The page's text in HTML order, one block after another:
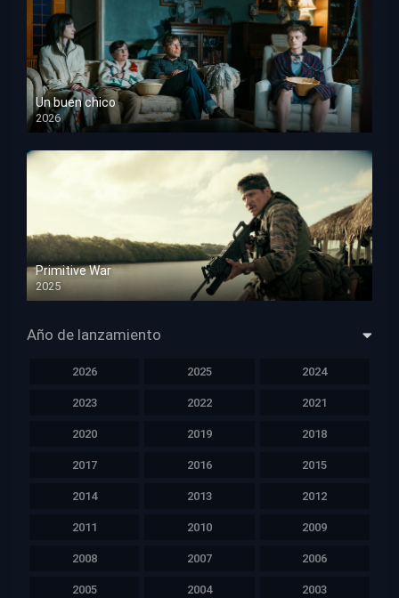
Un buen chico
2026
HD 1080p
Primitive War
2025
HD 1080p
Año de lanzamiento
2026 2025 2024
2023 2022 2021
2020 2019 2018
2017 2016 2015
2014 2013 2012
2011 2010 2009
2008 2007 2006
2005 2004 2003